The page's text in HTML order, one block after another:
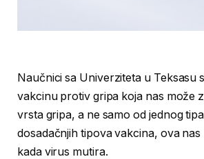
Naučnici sa Univerziteta u Teksasu
vakcinu protiv gripa koja nas može
vrsta gripa, a ne samo od jednog
dosadačnjih tipova vakcina, ova nas
kada virus mutira.